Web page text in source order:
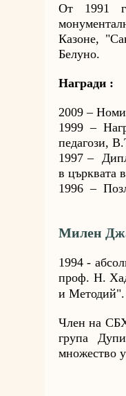
От 1991
Казоне,
Белуно.
Награди :
2009 –
1999 –
педагози,
1997 –
в църквата
1996 –
Милен
1994 -
проф. Н.
и Методий".
Член на
група
множество